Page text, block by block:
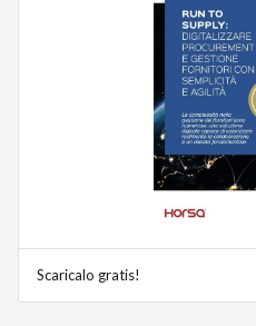
Scaricalo gratis!